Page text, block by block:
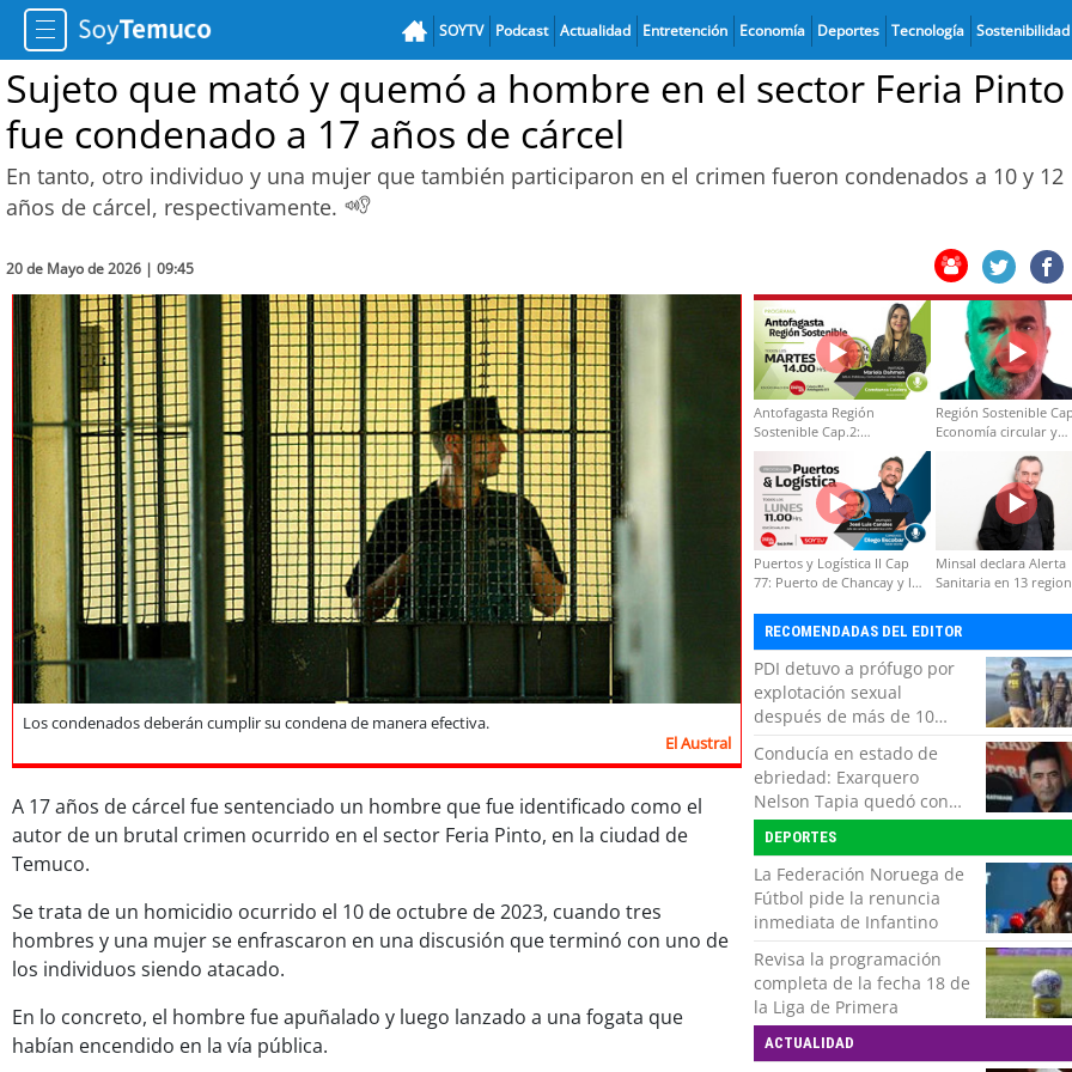
SOYTV Podcast Actualidad Entretención Economía Deportes Tecnología Sostenibilidad
Sujeto que mató y quemó a hombre en el sector Feria Pinto
fue condenado a 17 años de cárcel
En tanto, otro individuo y una mujer que también participaron en el crimen fueron condenados a 10 y 12
años de cárcel, respectivamente.
20 de Mayo de 2026 | 09:45
Los condenados deberán cumplir su condena de manera efectiva.
El Austral
A 17 años de cárcel fue sentenciado un hombre que fue identificado como el
autor de un brutal crimen ocurrido en el sector Feria Pinto, en la ciudad de
Temuco.
Se trata de un homicidio ocurrido el 10 de octubre de 2023, cuando tres
hombres y una mujer se enfrascaron en una discusión que terminó con uno de
los individuos siendo atacado.
En lo concreto, el hombre fue apuñalado y luego lanzado a una fogata que
habían encendido en la vía pública.
Antofagasta Región
Sostenible Cap.2:
Educación ambiental y
formación de capacidades
técnicas
Región Sostenible
Economía circular y
Puertos y Logística II Cap
77: Puerto de Chancay y la
Minsal declara Alerta
Sanitaria en 13
RECOMENDADAS DEL EDITOR
PDI detuvo a prófugo por
explotación sexual
después de más de 10
horas de navegación en la
zona austral
Conducía en estado de
ebriedad: Exarquero
Nelson Tapia quedó con
lesiones graves tras
accidente vehicular
DEPORTES
La Federación Noruega de
Fútbol pide la renuncia
inmediata de Infantino
Revisa la programación
completa de la fecha 18 de
la Liga de Primera
ACTUALIDAD